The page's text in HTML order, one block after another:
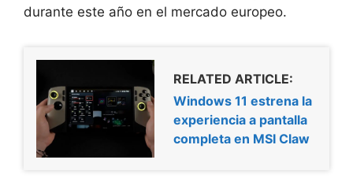
durante este año en el mercado europeo.
RELATED ARTICLE:
Windows 11 estrena la
experiencia a pantalla
completa en MSI Claw